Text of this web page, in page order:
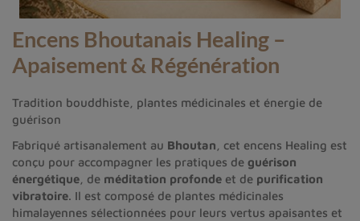
Encens Bhoutanais Healing –
Apaisement & Régénération
Tradition bouddhiste, plantes médicinales et énergie de
guérison
Fabriqué artisanalement au Bhoutan, cet encens Healing est
conçu pour accompagner les pratiques de guérison
énergétique, de méditation profonde et de purification
vibratoire. Il est composé de plantes médicinales
himalayennes sélectionnées pour leurs vertus apaisantes et